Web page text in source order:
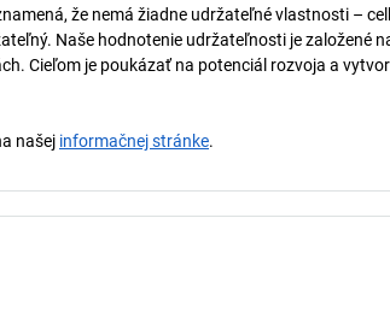
že nemá žiadne udržateľné vlastnosti –
Naše hodnotenie udržateľnosti je založené
Cieľom je poukázať na potenciál rozvoja a
našej informačnej stránke.